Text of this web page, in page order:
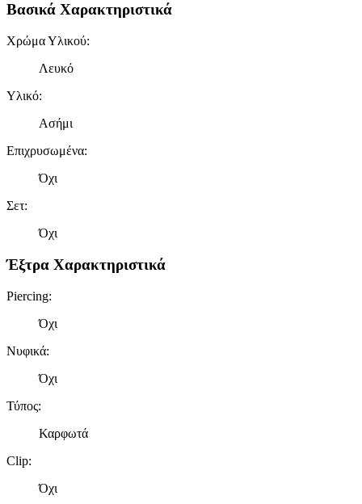
Βασικά Χαρακτηριστικά
Χρώμα Υλικού:
Λευκό
Υλικό:
Ασήμι
Επιχρυσωμένα:
Όχι
Σετ:
Όχι
Έξτρα Χαρακτηριστικά
Piercing:
Όχι
Νυφικά:
Όχι
Τύπος:
Καρφωτά
Clip:
Όχι